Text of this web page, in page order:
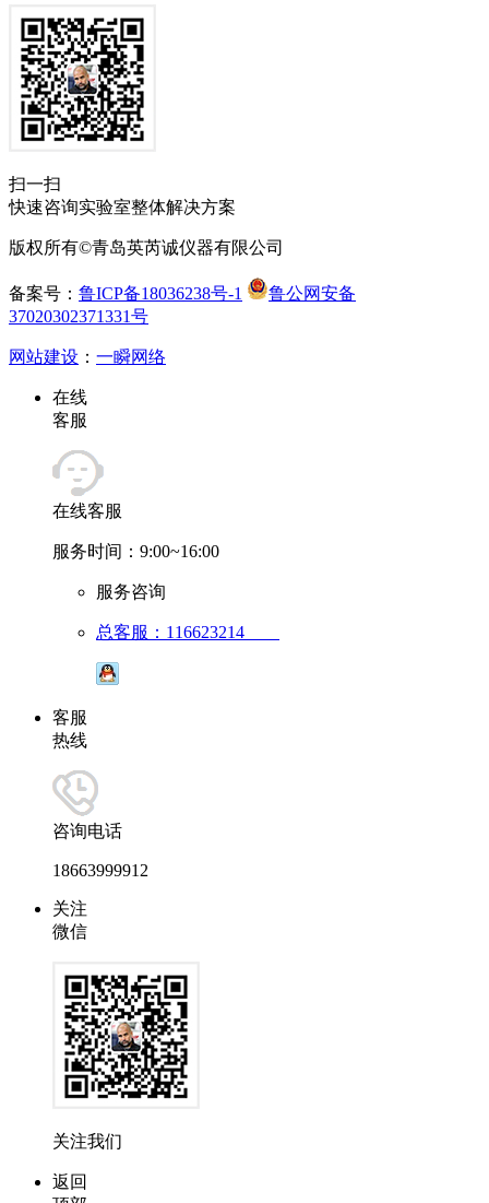
扫一扫
快速咨询实验室整体解决方案
版权所有©青岛英芮诚仪器有限公司
备案号： 鲁ICP备18036238号-1
鲁公网安备
37020302371331号
网站建设 ： 一瞬网络
在线
客服
在线客服
服务时间：9:00~16:00
服务咨询
总客服：116623214
客服
热线
咨询电话
18663999912
关注
微信
关注我们
返回